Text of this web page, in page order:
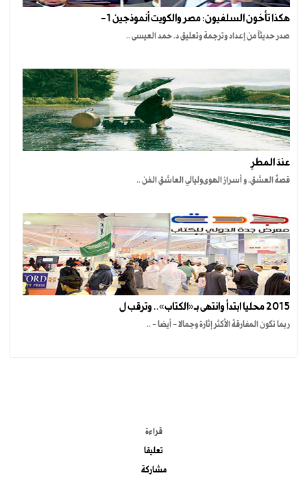
هكذا تأخون السلفيون: مصر والكويت أنموذجين 1-
صدر حديثاً من إعداد وترجمة وتعليق د. حمد العيسى ..
عندَ المطرِ
قصةُ العشقِ، و أسرارُ الهوىوليالي العاشقِ المُن ..
2015 محليا ابتدأ وانتهى بـ«الكتاب».. وترقب ل
ربما تكون المفارقة الأكثر إثارة وجمالا - أيضا - ..
قراءة
تعليقا
مشاركة